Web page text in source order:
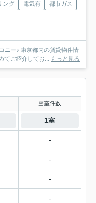
ング 電気有
都市ガス
ニー♪ 東京都内の賃貸物件情
てご紹介してお... もっと見る
空室件数
1室
-
-
-
-